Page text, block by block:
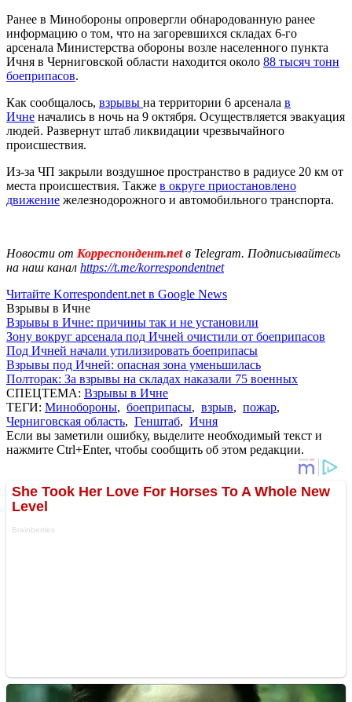
Ранее в Минобороны опровергли обнародованную ранее
информацию о том, что на загоревшихся складах 6-го
арсенала Министерства обороны возле населенного пункта
Ичня в Черниговской области находится около 88 тысяч тонн
боеприпасов.
Как сообщалось, взрывы на территории 6 арсенала в
Ичне начались в ночь на 9 октября. Осуществляется эвакуация
людей. Развернут штаб ликвидации чрезвычайного
происшествия.
Из-за ЧП закрыли воздушное пространство в радиусе 20 км от
места происшествия. Также в округе приостановлено
движение железнодорожного и автомобильного транспорта.
Новости от Корреспондент.netв Telegram. Подписывайтесь
на наш канал https://t.me/korrespondentnet
Читайте Korrespondent.net в Google News
Взрывы в Ичне
Взрывы в Ичне: причины так и не установили
Зону вокруг арсенала под Ичней очистили от боеприпасов
Под Ичней начали утилизировать боеприпасы
Взрывы под Ичней: опасная зона уменьшилась
Полторак: За взрывы на складах наказали 75 военных
СПЕЦТЕМА: Взрывы в Ичне
ТЕГИ: Минобороны, боеприпасы, взрыв, пожар,
Черниговская область, Генштаб, Ичня
Если вы заметили ошибку, выделите необходимый текст и
нажмите Ctrl+Enter, чтобы сообщить об этом редакции.